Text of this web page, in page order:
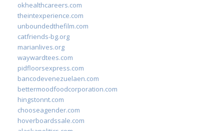
okhealthcareers.com
theintexperience.com
unboundedthefilm.com
catfriends-bg.org
marianlives.org
waywardtees.com
pidfloorsexpress.com
bancodevenezuelaen.com
bettermoodfoodcorporation.com
hingstonnt.com
chooseagender.com
hoverboardssale.com